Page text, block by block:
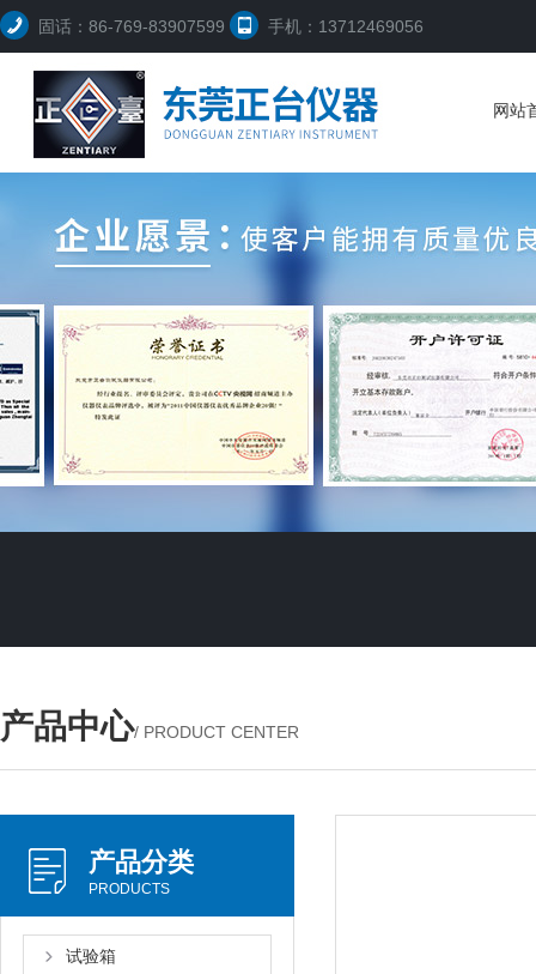
固话：86-769-83907599 手机：13712469056
网站
产品中心/ PRODUCT CENTER
产品分类
PRODUCTS
试验箱